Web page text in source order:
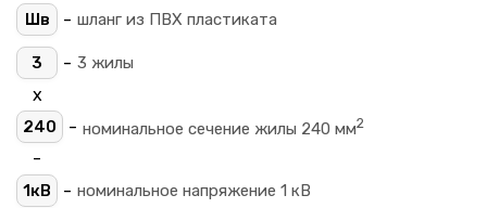
Шв
- шланг из ПВХ пластиката
3 - 3 жилы
х
240 - номинальное сечение жилы 240 мм2
-
1кВ - номинальное напряжение 1 кВ